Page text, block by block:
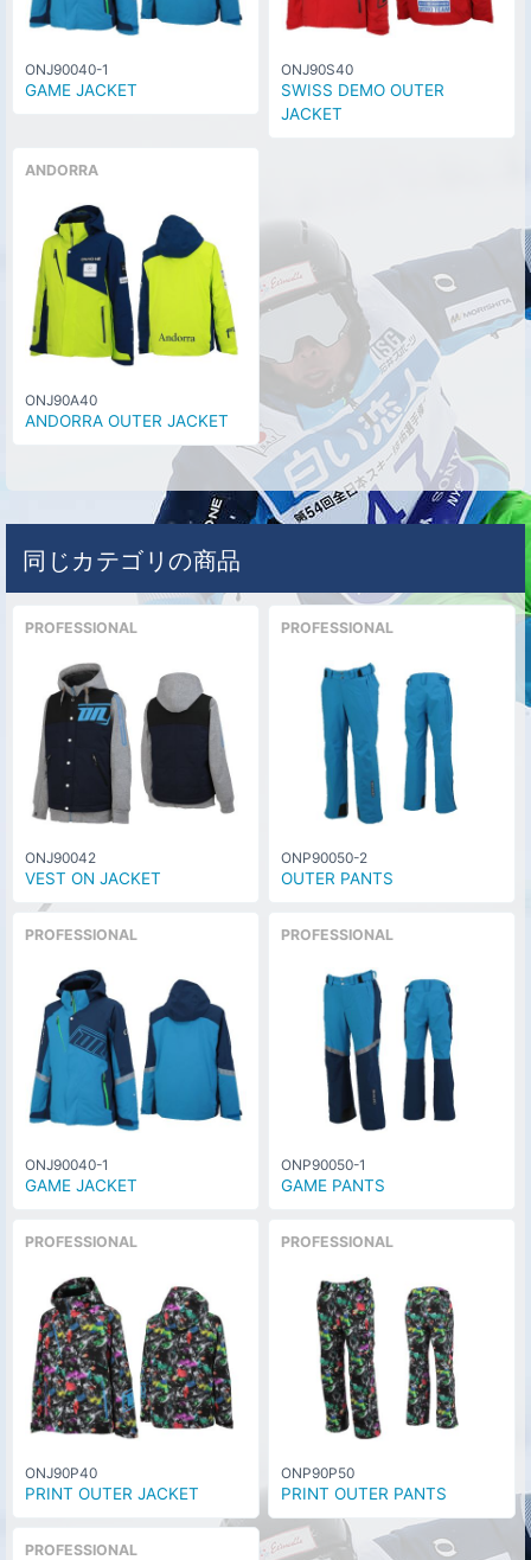
ONJ90040-1
GAME JACKET
ONJ90S40
SWISS DEMO OUTER
JACKET
ANDORRA
ONJ90A40
ANDORRA OUTER JACKET
同じカテゴリの商品
PROFESSIONAL
ONJ90042
VEST ON JACKET
PROFESSIONAL
ONP90050-2
OUTER PANTS
PROFESSIONAL
ONJ90040-1
GAME JACKET
PROFESSIONAL
ONP90050-1
GAME PANTS
PROFESSIONAL
ONJ90P40
PRINT OUTER JACKET
PROFESSIONAL
ONP90P50
PRINT OUTER PANTS
PROFESSIONAL